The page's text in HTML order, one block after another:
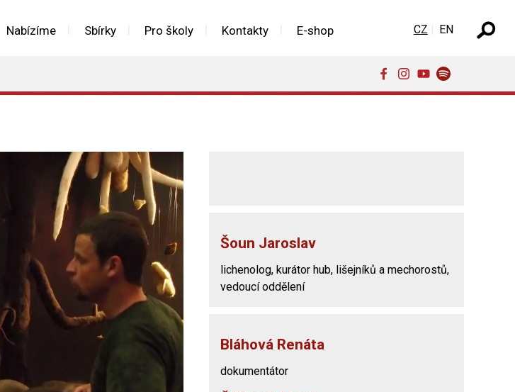
Nabízíme Sbírky Pro školy Kontakty E-shop Zvolte jazyk
CZ EN
Šoun Jaroslav
lichenolog, kurátor hub, lišejníků a mechorostů,
vedoucí oddělení
Bláhová Renáta
dokumentátor